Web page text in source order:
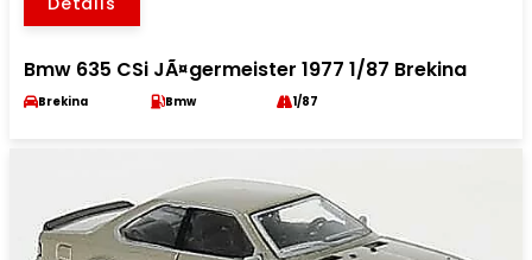
Bmw 635 CSi JÃ¤germeister 1977 1/87 Brekina
Brekina Bmw 1/87